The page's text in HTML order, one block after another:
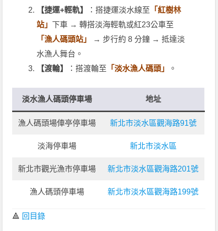
【捷運+輕軌】
：搭捷運淡水線至 「紅樹林
站」 下車 → 轉搭淡海輕軌或紅23公車至
「漁人碼頭站」
→ 步行約 8 分鐘 → 抵達淡
水漁人舞台。
【渡輪】
：搭渡輪至 「淡水漁人碼頭」 。
淡水漁人碼頭停車場 地址
漁人碼頭場俥亭停車場 新北市淡水區觀海路91號
淡海停車場 新北市淡水區
新北市觀光漁市停車場 新北市淡水區觀海路201號
漁人碼頭停車場 新北市淡水區觀海路199號
🔺 回目錄